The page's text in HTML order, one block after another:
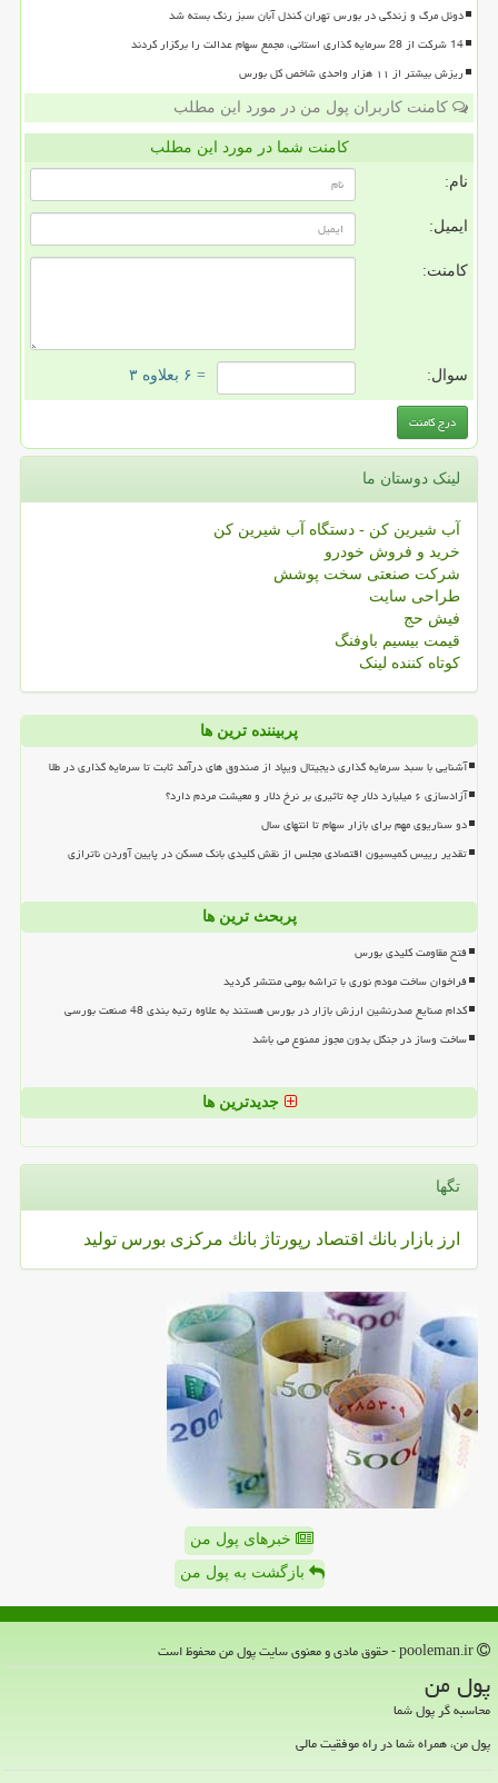
دوئل مرگ و زندگی در بورس تهران کندل آبان سبز رنگ بسته شد
14 شرکت از 28 سرمایه گذاری استانی، مجمع سهام عدالت را برگزار کردند
ریزش بیشتر از ۱۱ هزار واحدی شاخص کل بورس
کامنت کاربران پول من در مورد این مطلب
کامنت شما در مورد این مطلب
نام:
ایمیل:
کامنت:
سوال: = ۶ بعلاوه ۳
لینک دوستان ما
آب شیرین کن - دستگاه آب شیرین کن
خرید و فروش خودرو
شرکت صنعتی سخت پوشش
طراحی سایت
فیش حج
قیمت بیسیم باوفنگ
کوتاه کننده لینک
پربیننده ترین ها
آشنایی با سبد سرمایه گذاری دیجیتال ویپاد از صندوق های درآمد ثابت تا سرمایه گذاری در طلا
آزادسازی ۶ میلیارد دلار چه تاثیری بر نرخ دلار و معیشت مردم دارد؟
دو سناریوی مهم برای بازار سهام تا انتهای سال
تقدیر رییس کمیسیون اقتصادی مجلس از نقش کلیدی بانک مسکن در پایین آوردن ناترازی
پربحث ترین ها
فتح مقاومت کلیدی بورس
فراخوان ساخت مودم نوری با تراشه بومی منتشر گردید
کدام صنایع صدرنشین ارزش بازار در بورس هستند به علاوه رتبه بندی 48 صنعت بورسی
ساخت وساز در جنگل بدون مجوز ممنوع می باشد
جدیدترین ها
تگها
ارز بازار بانك اقتصاد رپورتاژ بانك مركزی بورس تولید
خبرهای پول من
بازگشت به پول من
پول من
محاسبه گر پول شما
پول من، همراه شما در راه موفقیت مالی